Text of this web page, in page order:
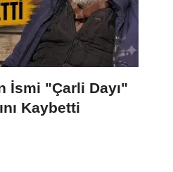
İsmi "Çarli Dayı"
Kaybetti